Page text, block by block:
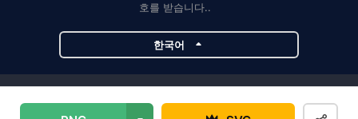
호를 받습니다..
한국어